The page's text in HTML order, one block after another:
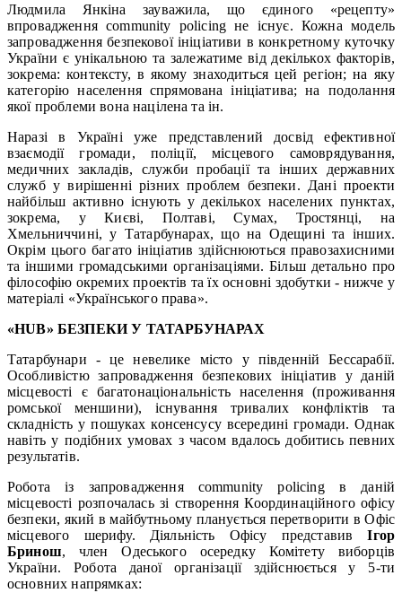
Людмила Янкіна зауважила, що єдиного «рецепту»
впровадження community policing не існує. Кожна модель
запровадження безпекової ініціативи в конкретному куточку
України є унікальною та залежатиме від декількох факторів,
зокрема: контексту, в якому знаходиться цей регіон; на яку
категорію населення спрямована ініціатива; на подолання
якої проблеми вона націлена та ін.
Наразі в Україні уже представлений досвід ефективної
взаємодії громади, поліції, місцевого самоврядування,
медичних закладів, служби пробації та інших державних
служб у вирішенні різних проблем безпеки. Дані проекти
найбільш активно існують у декількох населених пунктах,
зокрема, у Києві, Полтаві, Сумах, Тростянці, на
Хмельниччині, у Татарбунарах, що на Одещині та інших.
Окрім цього багато ініціатив здійснюються правозахисними
та іншими громадськими організаціями. Більш детально про
філософію окремих проектів та їх основні здобутки - нижче у
матеріалі «Українського права».
«HUB» БЕЗПЕКИ У ТАТАРБУНАРАХ
Татарбунари - це невелике місто у південній Бессарабії.
Особливістю запровадження безпекових ініціатив у даній
місцевості є багатонаціональність населення (проживання
ромської меншини), існування тривалих конфліктів та
складність у пошуках консенсусу всередині громади. Однак
навіть у подібних умовах з часом вдалось добитись певних
результатів.
Робота із запровадження community policing в даній
місцевості розпочалась зі створення Координаційного офісу
безпеки, який в майбутньому планується перетворити в Офіс
місцевого шерифу. Діяльність Офісу представивІгор
Бринош, член Одеського осередку Комітету виборців
України. Робота даної організації здійснюється у 5-ти
основних напрямках: